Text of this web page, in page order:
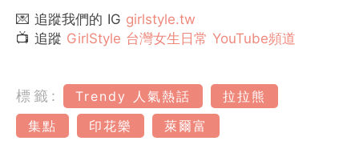
💌 追蹤我們的 IG girlstyle.tw
📺 追蹤 GirlStyle 台灣女生日常 YouTube頻道
標籤: Trendy 人氣熱話
拉拉熊
集點
印花樂 萊爾富